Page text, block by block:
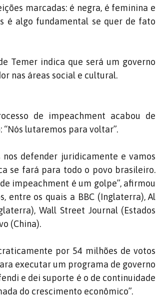
marcadas: é negra, é feminina e
é algo fundamental se quer de fato
Temer indica que será um governo
nas áreas social e cultural.
de impeachment acabou de
lutaremos para voltar”.
nos defender juridicamente e vamos
se fará para todo o povo brasileiro.
impeachment é um golpe”, afirmou
entre os quais a BBC (Inglaterra), Al
Wall Street Journal (Estados
(China).
por 54 milhões de votos
executar um programa de governo
e dei suporte é o de continuidade
do crescimento econômico”.